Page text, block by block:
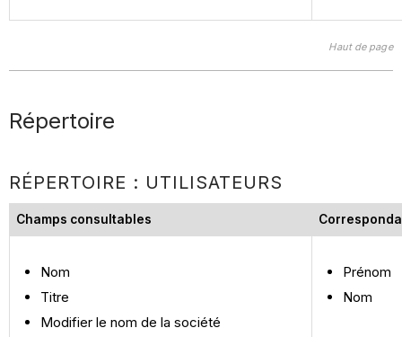
Haut de page
Répertoire
RÉPERTOIRE : UTILISATEURS
Champs consultables
Nom
Titre
Modifier le nom de la société
Prénom
Nom